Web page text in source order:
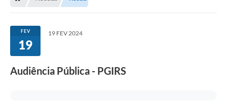
FEV
19
19 FEV 2024
Audiência Pública - PGIRS